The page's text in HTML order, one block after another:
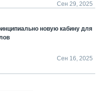
Сен 29, 2025
новую кабину для
Сен 16, 2025